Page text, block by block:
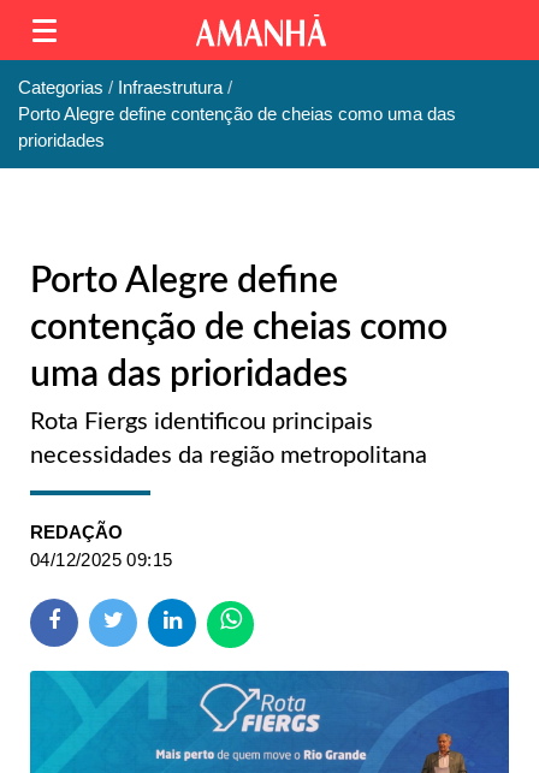
Categorias
Infraestrutura
Porto Alegre define contenção de cheias como uma das
prioridades
Porto Alegre define
contenção de cheias como
uma das prioridades
Rota Fiergs identificou principais
necessidades da região metropolitana
REDAÇÃO
04/12/2025 09:15